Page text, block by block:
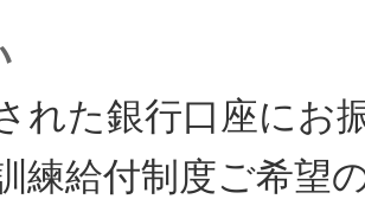
れた銀行口座にお
練給付制度ご希望